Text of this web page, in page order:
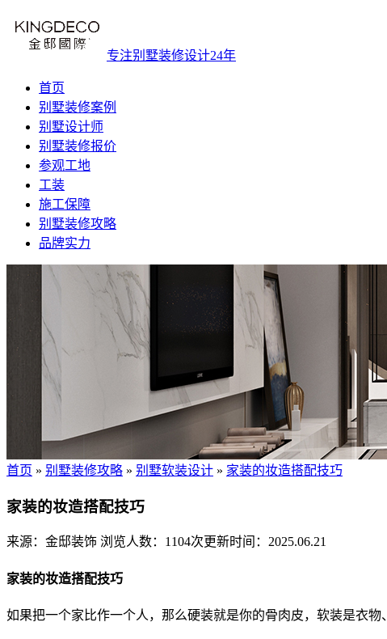
专注别墅装修设计24年
首页
别墅装修案例
别墅设计师
别墅装修报价
参观工地
工装
施工保障
别墅装修攻略
品牌实力
首页 » 别墅装修攻略 » 别墅软装设计 » 家装的妆造搭配技巧
家装的妆造搭配技巧
来源：金邸装饰 浏览人数：1104次更新时间：2025.06.21
家装的妆造搭配技巧
如果把一个家比作一个人，那么硬装就是你的骨肉皮，软装是衣